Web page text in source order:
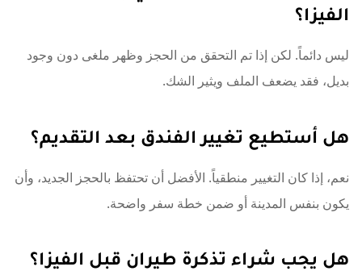
الفيزا؟
ليس دائماً. لكن إذا تم التحقق من الحجز وظهر ملغى دون وجود
بديل، فقد يضعف الملف ويثير الشك.
هل أستطيع تغيير الفندق بعد التقديم؟
نعم، إذا كان التغيير منطقياً. الأفضل أن تحتفظ بالحجز الجديد، وأن
يكون بنفس المدينة أو ضمن خطة سفر واضحة.
هل يجب شراء تذكرة طيران قبل الفيزا؟